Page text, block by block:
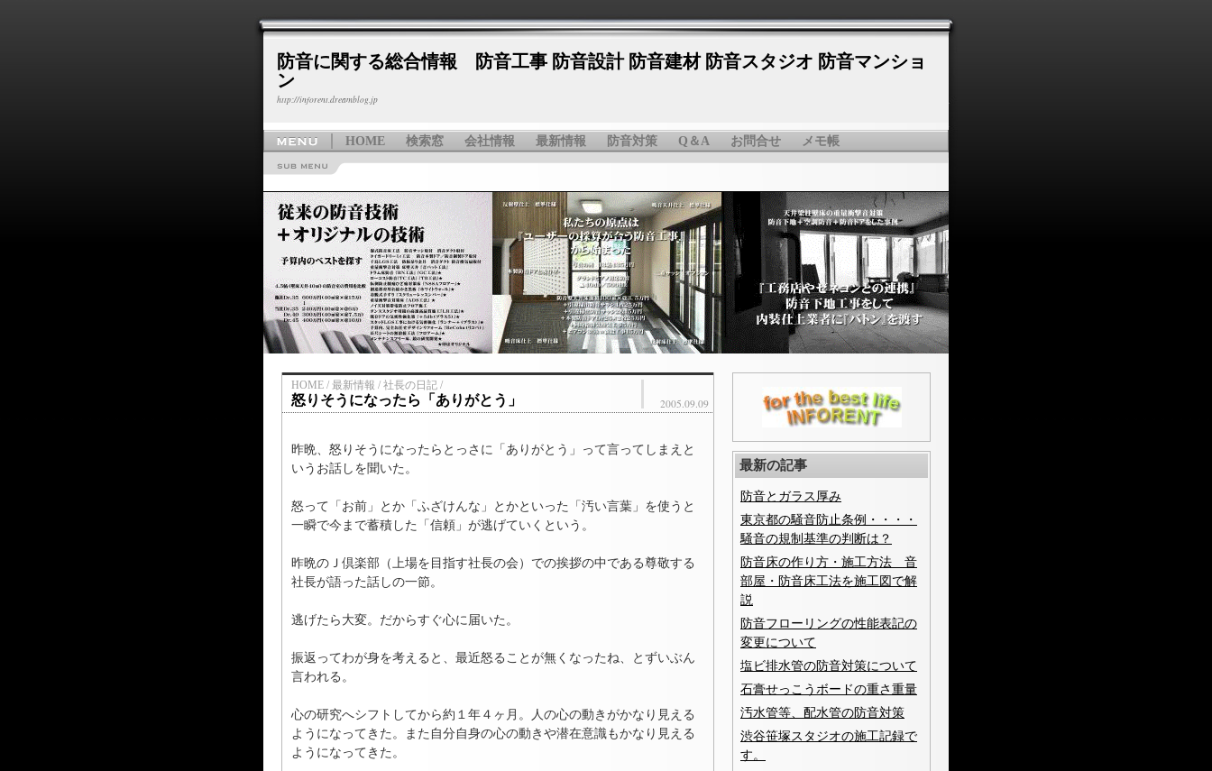
防音に関する総合情報 防音工事 防音設計 防音建材 防音スタジオ 防音マンショ
ン
http://inforent.dreamblog.jp
HOME 検索窓 会社情報 最新情報 防音対策 Q＆A お問合せ メモ帳
HOME / 最新情報 / 社長の日記 /
怒りそうになったら「ありがとう」 2005.09.09
昨晩、怒りそうになったらとっさに「ありがとう」って言ってしまえと
いうお話しを聞いた。
怒って「お前」とか「ふざけんな」とかといった「汚い言葉」を使うと
一瞬で今まで蓄積した「信頼」が逃げていくという。
昨晩のＪ倶楽部（上場を目指す社長の会）での挨拶の中である尊敬する
社長が語った話しの一節。
逃げたら大変。だからすぐ心に届いた。
振返ってわが身を考えると、最近怒ることが無くなったね、とずいぶん
言われる。
心の研究へシフトしてから約１年４ヶ月。人の心の動きがかなり見える
ようになってきた。また自分自身の心の動きや潜在意識もかなり見える
ようになってきた。
最新の記事
防音とガラス厚み
東京都の騒音防止条例・・・・
騒音の規制基準の判断は？
防音床の作り方・施工方法 音
部屋・防音床工法を施工図で解
説
防音フローリングの性能表記の
変更について
塩ビ排水管の防音対策について
石膏せっこうボードの重さ重量
汚水管等、配水管の防音対策
渋谷笹塚スタジオの施工記録で
す。